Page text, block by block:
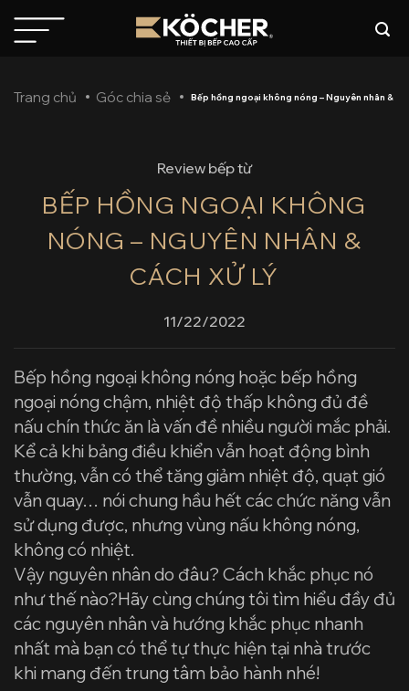
qua
Trang chủ Góc chia sẻ Bếp hồng ngoại không nóng – Nguyên nhân &
Review bếp từ
BẾP HỒNG NGOẠI KHÔNG
NÓNG – NGUYÊN NHÂN &
CÁCH XỬ LÝ
11/22/2022
Bếp hồng ngoại không nóng hoặc bếp hồng
ngoại nóng chậm, nhiệt độ thấp không đủ đề
nấu chín thức ăn là vấn đề nhiều người mắc phải.
Kể cả khi bảng điều khiển vẫn hoạt động bình
thường, vẫn có thể tăng giảm nhiệt độ, quạt gió
vẫn quay… nói chung hầu hết các chức năng vẫn
sử dụng được, nhưng vùng nấu không nóng,
không có nhiệt.
Vậy nguyên nhân do đâu? Cách khắc phục nó
như thế nào?Hãy cùng chúng tôi tìm hiểu đầy đủ
các nguyên nhân và hướng khắc phục nhanh
nhất mà bạn có thể tự thực hiện tại nhà trước
khi mang đến trung tâm bảo hành nhé!